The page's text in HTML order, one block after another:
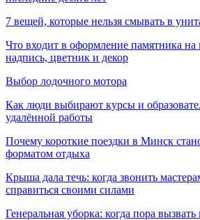
7 вещей, которые нельзя смывать в
Что входит в оформление памятника на
надпись, цветник и декор
Выбор лодочного мотора
Как люди выбирают курсы и
удалённой работы
Почему короткие поездки в Минск
форматом отдыха
Крыша дала течь: когда звонить
справиться своими силами
Генеральная уборка: когда пора